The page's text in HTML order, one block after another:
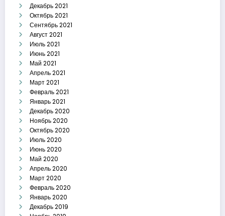
Декабрь 2021
Октябрь 2021
Сентябрь 2021
Август 2021
Июль 2021
Июнь 2021
Май 2021
Апрель 2021
Март 2021
Февраль 2021
Январь 2021
Декабрь 2020
Ноябрь 2020
Октябрь 2020
Июль 2020
Июнь 2020
Май 2020
Апрель 2020
Март 2020
Февраль 2020
Январь 2020
Декабрь 2019